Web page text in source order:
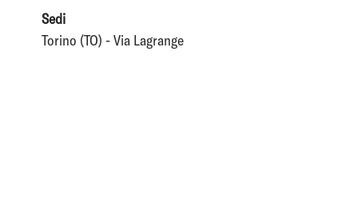
Sedi
Torino (TO) - Via Lagrange